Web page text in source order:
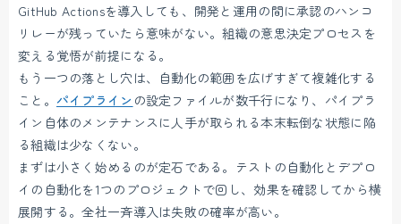
GitHub Actionsを導入しても、開発と運用の間に承認のハンコ
リレーが残っていたら意味がない。組織の意思決定プロセスを
変える覚悟が前提になる。
もう一つの落とし穴は、自動化の範囲を広げすぎて複雑化する
こと。 パイプライン の設定ファイルが数千行になり、パイプラ
イン自体のメンテナンスに人手が取られる本末転倒な状態に陥
る組織は少なくない。
まずは小さく始めるのが定石である。テストの自動化とデプロ
イの自動化を1つのプロジェクトで回し、効果を確認してから横
展開する。全社一斉導入は失敗の確率が高い。